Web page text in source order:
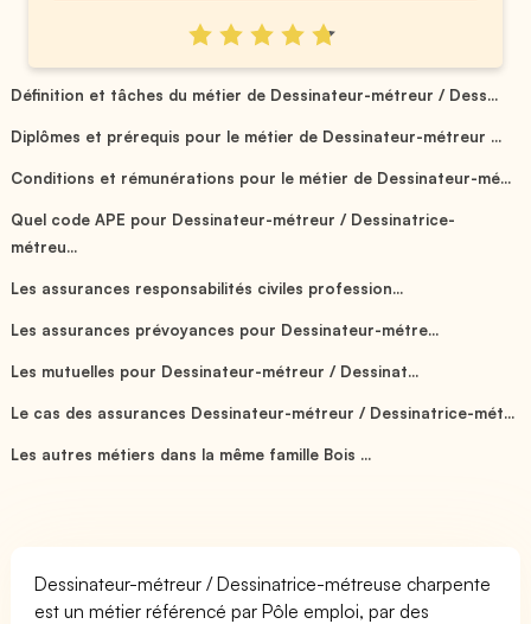
Définition et tâches du métier de Dessinateur-métreur / Dess...
Diplômes et prérequis pour le métier de Dessinateur-métreur ...
Conditions et rémunérations pour le métier de Dessinateur-mé...
Quel code APE pour Dessinateur-métreur / Dessinatrice-
métreu...
Les assurances responsabilités civiles profession...
Les assurances prévoyances pour Dessinateur-métre...
Les mutuelles pour Dessinateur-métreur / Dessinat...
Le cas des assurances Dessinateur-métreur / Dessinatrice-mét...
Les autres métiers dans la même famille Bois ...
Dessinateur-métreur / Dessinatrice-métreuse charpente
est un métier référencé par Pôle emploi, par des